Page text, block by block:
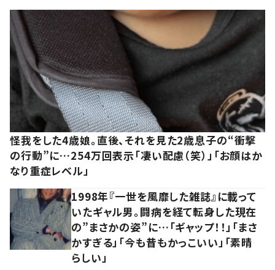
怪我をした4歳娘。直後、それを見た2歳息子の“衝撃
の行動”に…254万回表示「凄い配慮（笑）」「お顔はか
なり重症レベル」
1998年『一世を風靡した雑誌』に載って
いたギャル男。闘病を経て転身した現在
の”まさかの姿”に…「ギャップ！！」「まさ
かすぎる」「今も昔もかっこいい」「素晴
らしい」